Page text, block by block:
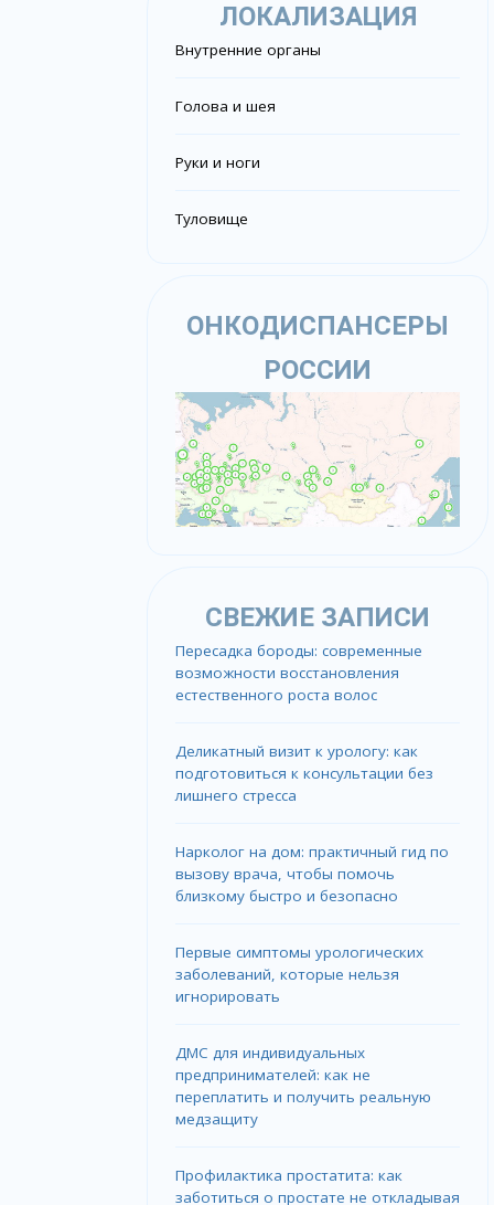
ЛОКАЛИЗАЦИЯ
Внутренние органы
Голова и шея
Руки и ноги
Туловище
ОНКОДИСПАНСЕРЫ
РОССИИ
СВЕЖИЕ ЗАПИСИ
Пересадка бороды: современные
возможности восстановления
естественного роста волос
Деликатный визит к урологу: как
подготовиться к консультации без
лишнего стресса
Нарколог на дом: практичный гид по
вызову врача, чтобы помочь
близкому быстро и безопасно
Первые симптомы урологических
заболеваний, которые нельзя
игнорировать
ДМС для индивидуальных
предпринимателей: как не
переплатить и получить реальную
медзащиту
Профилактика простатита: как
заботиться о простате не откладывая